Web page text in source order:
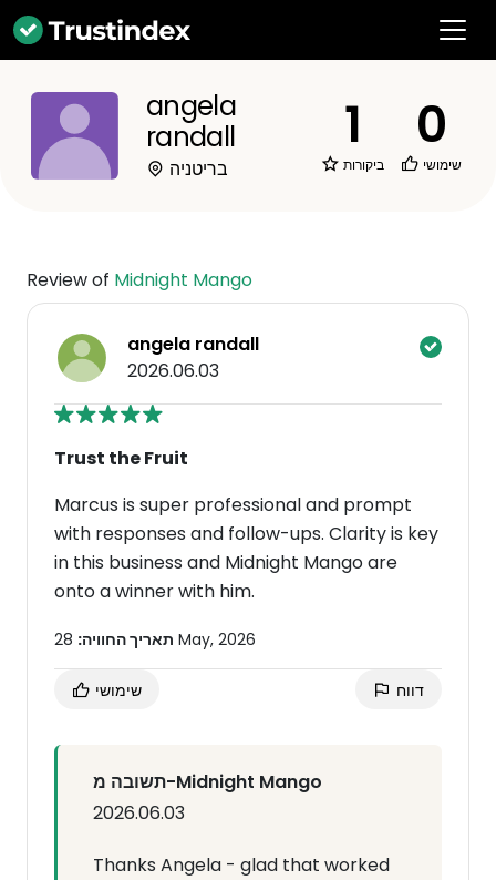
angela
randall
בריטניה
1
ביקורות
0
שימושי
Review of Midnight Mango
angela randall
2026.06.03
Trust the Fruit
Marcus is super professional and prompt
with responses and follow-ups. Clarity is key
in this business and Midnight Mango are
onto a winner with him.
תאריך החוויה: 28 May, 2026
שימושי דווח
תשובה מ-Midnight Mango
2026.06.03
Thanks Angela - glad that worked